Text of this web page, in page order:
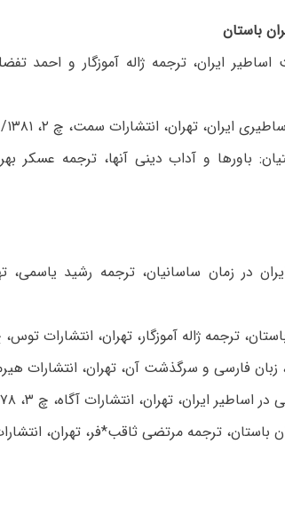
باستان
ایران، ترجمه ژاله آموزگار و احمد
باورها و آداب دینی آنها، ترجمه عسکر
در زمان ساسانیان، ترجمه رشید یاسمی،